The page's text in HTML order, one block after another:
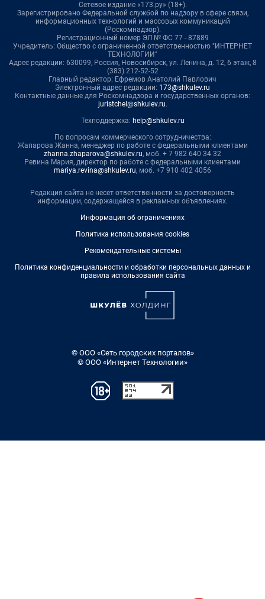
Сетевое издание «173.ру» (18+).
Зарегистрировано Федеральной службой по надзору в сфере связи,
информационных технологий и массовых коммуникаций
(Роскомнадзор).
Регистрационный номер ЭЛ № ФС 77 - 87889
Учредитель: Общество с ограниченной ответственностью "ИНТЕРНЕТ
ТЕХНОЛОГИИ"
Адрес редакции: 630099, Россия, Новосибирск, ул. Ленина, д. 12, 6 этаж, 8
(383) 212-52-52
Главный редактор: Ефремов Анатолий Павлович
Электронный адрес редакции: 173@shkulev.ru
Контактные данные для Роскомнадзора и государственных органов:
juristchel@shkulev.ru.
Техподдержка: help@shkulev.ru
По вопросам коммерческого сотрудничества:
Жапарова Жанна, менеджер по работе с федеральными клиентами
zhanna.zhaparova@shkulev.ru, моб. + 7 982 640 34 32
Ревина Мария, директор по работе с федеральными клиентами
mariya.revina@shkulev.ru, моб. +7 910 402 4056
Редакция сайта не несет ответственности за достоверность
информации, содержащейся в рекламных объявлениях.
Информация об ограничениях
Политика использования cookies
Рекомендательные системы
Политика конфиденциальности и обработки персональных данных и
правила использования сайта
© ООО «Сеть городских порталов»
© ООО «Интернет Технологии»